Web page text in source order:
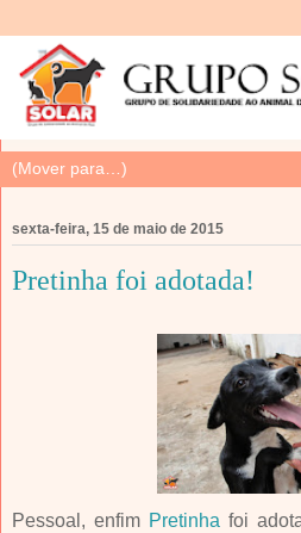
sexta-feira, 15 de maio de 2015
Pretinha foi adotada!
Pessoal, enfim Pretinha foi